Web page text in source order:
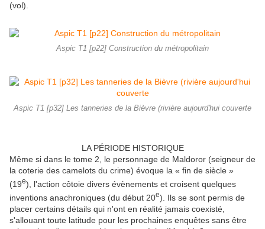
(vol).
Aspic T1 [p22] Construction du métropolitain
Aspic T1 [p32] Les tanneries de la Bièvre (rivière aujourd'hui couverte
LA PÉRIODE HISTORIQUE
Même si dans le tome 2, le personnage de Maldoror (seigneur de
la coterie des camelots du crime) évoque la « fin de siècle »
(19e), l'action côtoie divers évènements et croisent quelques
inventions anachroniques (du début 20e). Ils se sont permis de
placer certains détails qui n'ont en réalité jamais coexisté,
s'allouant toute latitude pour les prochaines enquêtes sans être